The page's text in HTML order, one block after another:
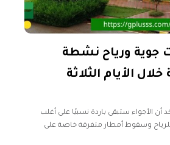
جوية ورياح نشطة
الأيام الثلاثة
أن الأجواء ستبقى باردة نسبيًا على أغلب
وسقوط أمطار متفرقة خاصة على
الأيام الثلاثة ابتداءً من